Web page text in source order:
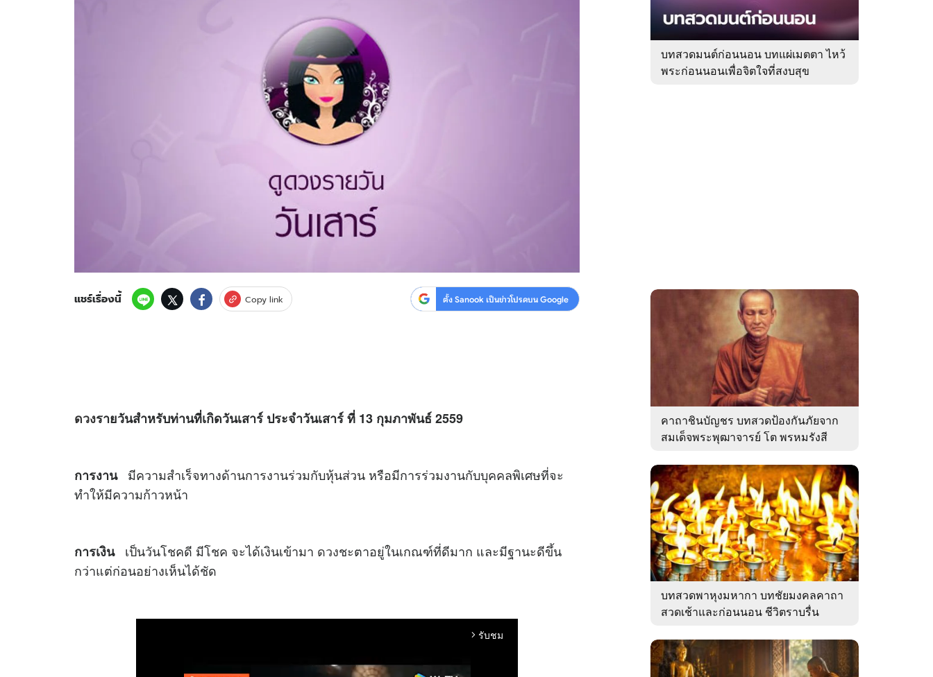
ติดตามสนุกโซเชียลได้ที่
แชร์เรื่องนี้ Copy link ตั้ง Sanook เป็นข่าวโปรดบน Google
ดวงรายวันสำหรับท่านที่เกิดวันเสาร์ ประจำวันเสาร์ ที่ 13 กุมภาพันธ์ 2559
การงาน มีความสำเร็จทางด้านการงานร่วมกับหุ้นส่วน หรือมีการร่วมงานกับบุคคลพิเศษที่จะ
ทำให้มีความก้าวหน้า
การเงินเป็นวันโชคดี มีโชค จะได้เงินเข้ามา ดวงชะตาอยู่ในเกณฑ์ที่ดีมาก และมีฐานะดีขึ้น
กว่าแต่ก่อนอย่างเห็นได้ชัด
arrow_forward_ios รับชม
บทสวดมนต์ก่อนนอน บทแผ่เมตตา ไหว้
พระก่อนนอนเพื่อจิตใจที่สงบสุข
คาถาชินบัญชร บทสวดป้องกันภัยจาก
สมเด็จพระพุฒาจารย์ โต พรหมรังสี
บทสวดพาหุงมหากา บทชัยมงคลคาถา
สวดเช้าและก่อนนอน ชีวิตราบรื่น